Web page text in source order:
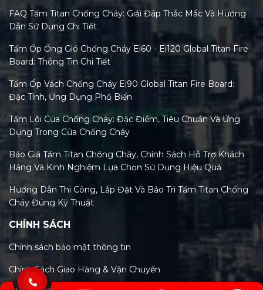
FAQ Tấm Titan Chống Cháy: Giải Đáp Thắc Mắc Và Hướng
Dẫn Sử Dụng Chi Tiết
Tấm Ốp Ống Gió Chống Cháy Ei60 - Ei120 Global Titan Fire
Board: Thông Tin Chi Tiết
Tấm Ốp Vách Chống Cháy Ei90 Global Titan Fire Board:
Đặc Tính, Ứng Dụng Phổ Biến
Tấm Lõi Cửa Chống Cháy: Đặc Điểm, Tiêu Chuẩn Và Ứng
Dụng Trong Cửa Chống Cháy
Báo Giá Tấm Titan Chống Cháy, Chính Sách Hỗ Trợ Khách
Hàng Và Kinh Nghiệm Lựa Chọn Sử Dụng Hiệu Quả
Hướng Dẫn Thi Công, Lắp Đặt Và Bảo Trì Tấm Titan Chống
Cháy Đúng Kỹ Thuật
Tiêu Chuẩn Tấm Titan Chống Cháy Và Xu Hướng Kiểm
Định Mới Nhất 2026
Phân Loại Các Loại Tấm Titan Chống Cháy Trên Thị
Trường Việt Nam Hiện Nay
CHÍNH SÁCH
Chính sách bảo mật thông tin
Chính Sách Giao Hàng & Vận Chuyển